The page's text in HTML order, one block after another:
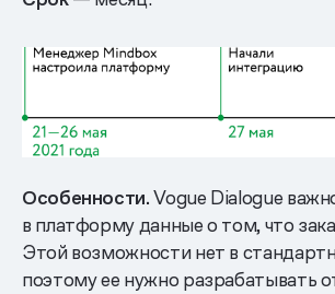
Особенности.Vogue Dialogue
в платформу данные о том, что
Этой возможности нет в
поэтому ее нужно разрабатывать